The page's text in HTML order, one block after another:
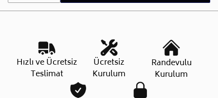
Hızlı ve Ücretsiz
Teslimat
Ücretsiz
Kurulum
Randevulu
Kurulum